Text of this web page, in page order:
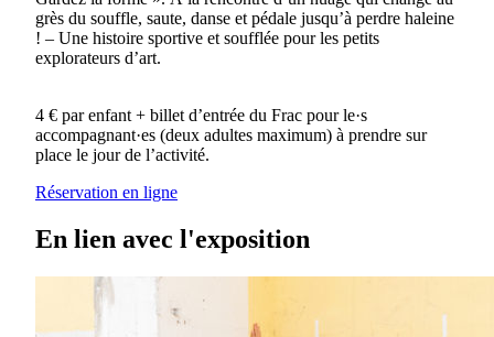
grès du souffle, saute, danse et pédale jusqu’à perdre haleine
! – Une histoire sportive et soufflée pour les petits
explorateurs d’art.
4 € par enfant + billet d’entrée du Frac pour le·s
accompagnant·es (deux adultes maximum) à prendre sur
place le jour de l’activité.
Réservation en ligne
En lien avec l'exposition